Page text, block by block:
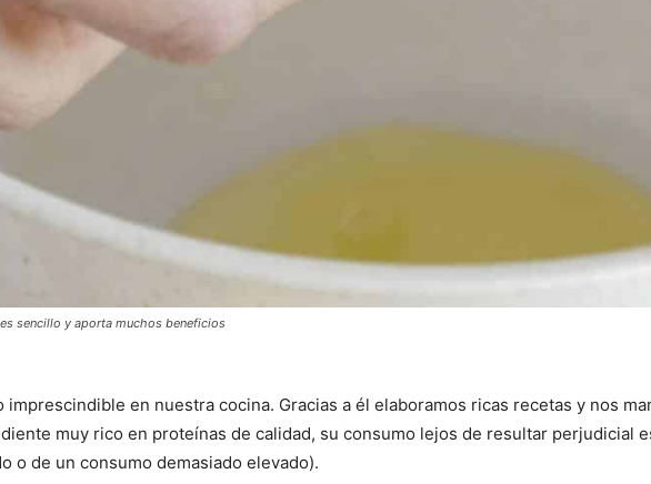
sencillo y aporta muchos beneficios
imprescindible en nuestra cocina. Gracias a él elaboramos ricas recetas y nos
muy rico en proteínas de calidad, su consumo lejos de resultar perjudicial
o de un consumo demasiado elevado).